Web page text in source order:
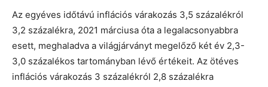
Az egyéves időtávú inflációs várakozás 3,5 százalékról
3,2 százalékra, 2021 márciusa óta a legalacsonyabbra
esett, meghaladva a világjárványt megelőző két év 2,3-
3,0 százalékos tartományban lévő értékeit. Az ötéves
inflációs várakozás 3 százalékról 2,8 százalékra